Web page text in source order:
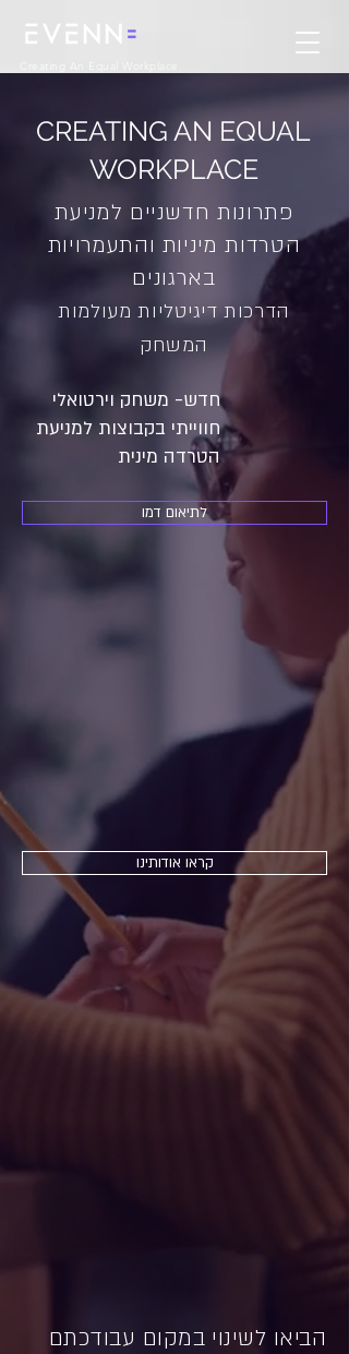
Creating An Equal Workplace
CREATING AN EQUAL
WORKPLACE
פתרונות חדשניים למניעת
הטרדות מיניות והתעמרויות
בארגונים
הדרכות דיגיטליות מעולמות
המשחק
חדש- משחק וירטואלי
חווייתי בקבוצות למניעת
הטרדה מינית
לתיאום דמו
קראו אודותינו
הביאו לשינוי במקום עבודכתם